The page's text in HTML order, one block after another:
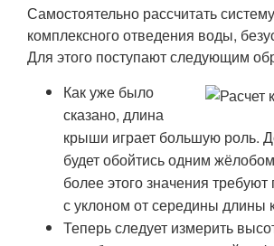
Самостоятельно рассчитать
комплексного отведения воды,
Для этого поступают следующим
Как уже было
сказано, длина
крыши играет большую роль.
будет обойтись одним
более этого значения
с уклоном от середины длины
Теперь следует измерить